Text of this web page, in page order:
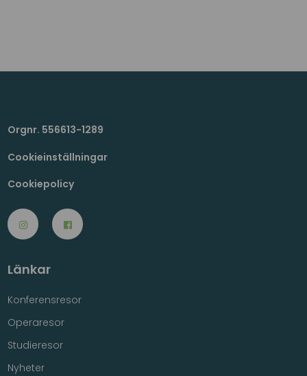
Orgnr. 556613-1289
Cookieinställningar
Cookiepolicy
Länkar
Konferensresor
Operaresor
Studieresor
Nyheter